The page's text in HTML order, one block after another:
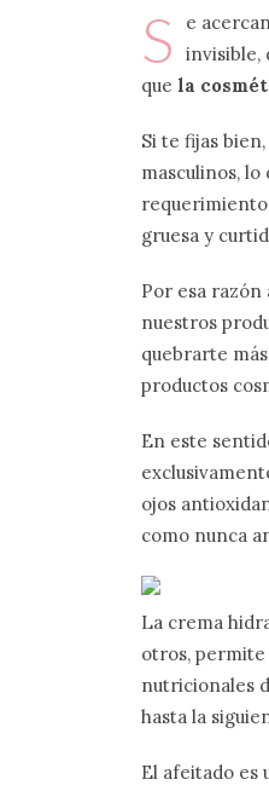
S
e
invisible,
que la
Si te fijas
masculinos,
gruesa y
Por esa
nuestros
quebrarte
productos
En este
ojos
como nunca
La crema
otros, permite
nutricionales
hasta la
El afeitado es